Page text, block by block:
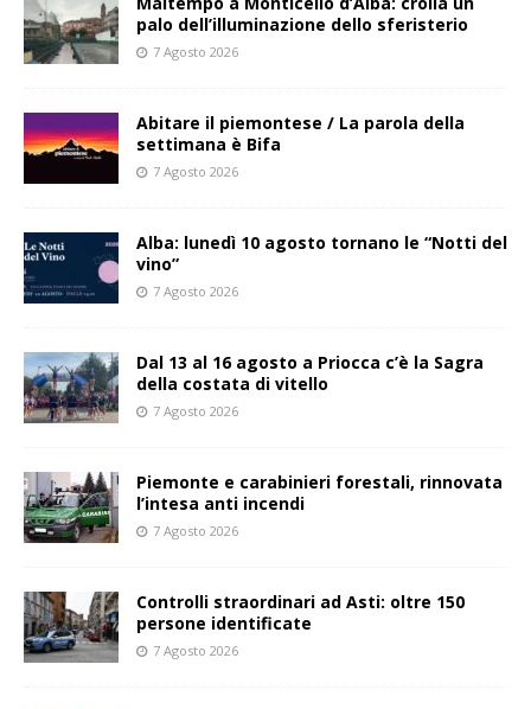
palo dell’illuminazione dello sferisterio
7 Agosto 2026
Abitare il piemontese / La parola della
settimana è Bifa
7 Agosto 2026
Alba: lunedì 10 agosto tornano le “Notti del
vino”
7 Agosto 2026
Dal 13 al 16 agosto a Priocca c’è la Sagra
della costata di vitello
7 Agosto 2026
Piemonte e carabinieri forestali, rinnovata
l’intesa anti incendi
7 Agosto 2026
Controlli straordinari ad Asti: oltre 150
persone identificate
7 Agosto 2026